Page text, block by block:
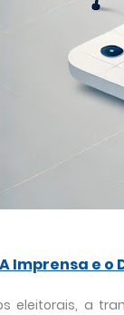
Imprensa e
eleitorais, a